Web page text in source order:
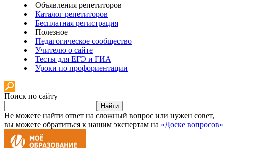
Объявления репетиторов
Каталог репетиторов
Бесплатная регистрация
Полезное
Педагогическое сообщество
Учителю о сайте
Тесты для ЕГЭ и ГИА
Уроки по профориентации
Поиск по сайту
Найти
Не можете найти ответ на сложный вопрос или нужен совет,
вы можете обратиться к нашим экспертам на «Доске вопросов»